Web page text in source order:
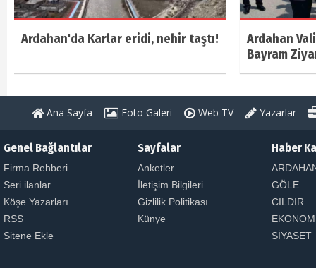
Ardahan'da Karlar eridi, nehir taştı!
Ardahan
Bayram
Ana Sayfa Foto Galeri Web TV Yazarlar
Genel Bağlantılar
Firma Rehberi
Seri ilanlar
Köşe Yazarları
RSS
Sitene Ekle
Sayfalar
Anketler
İletişim Bilgileri
Gizlilik Politikası
Künye
Haber
GÖLE
CILDIR
SİYASET